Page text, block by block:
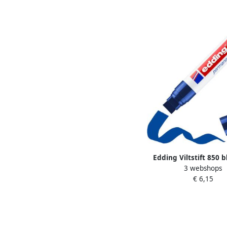
Edding Viltstift 850
blauw 5-16mm
3 webshops
€ 6,15